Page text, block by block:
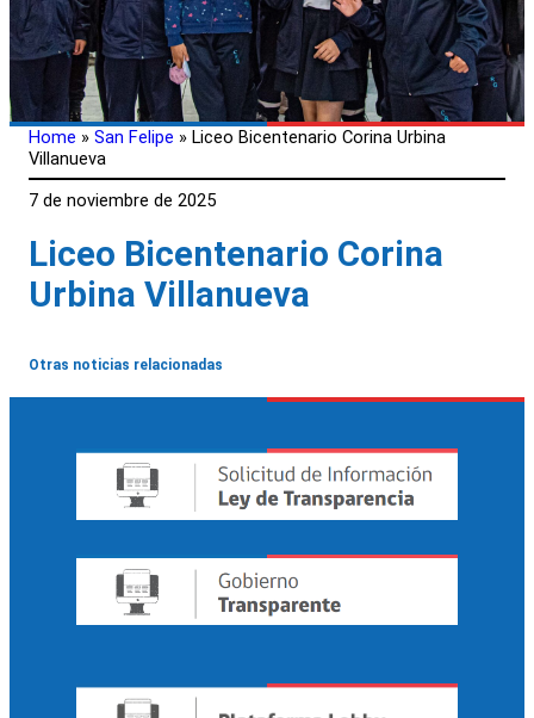
Home » San Felipe » Liceo Bicentenario Corina Urbina
Villanueva
7 de noviembre de 2025
Liceo Bicentenario Corina
Urbina Villanueva
Otras noticias relacionadas